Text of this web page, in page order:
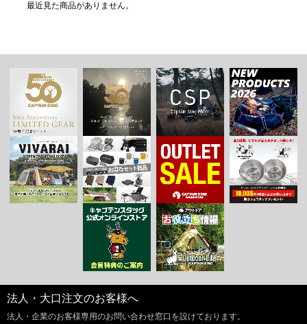
最近見た商品がありません。
法人・大口注文のお客様へ
法人・企業のお客様専用のお問い合わせ窓口を設けております。